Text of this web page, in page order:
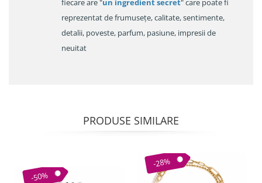
fiecare are "un ingredient secret" care poate fi
reprezentat de frumusețe, calitate, sentimente,
detalii, poveste, parfum, pasiune, impresii de
neuitat
PRODUSE SIMILARE
-50%
-28%